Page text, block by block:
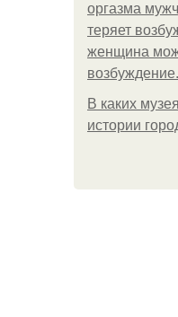
оргазма
теряет
женщина
возбуждение.
В каких
истории